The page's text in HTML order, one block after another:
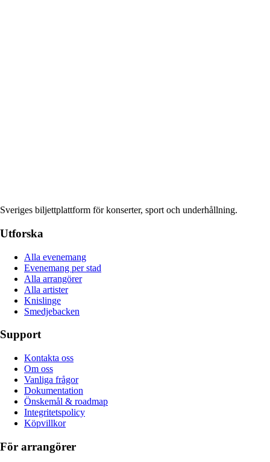
Sveriges biljettplattform för konserter, sport och underhållning.
Utforska
Alla evenemang
Evenemang per stad
Alla arrangörer
Alla artister
Knislinge
Smedjebacken
Support
Kontakta oss
Om oss
Vanliga frågor
Dokumentation
Önskemål & roadmap
Integritetspolicy
Köpvillkor
För arrangörer